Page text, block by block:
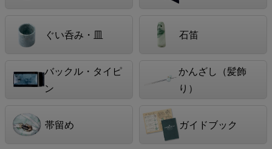
ぐい呑み・皿 石笛
バックル・タイピ
ン
かんざし（髪飾
り）
帯留め ガイドブック